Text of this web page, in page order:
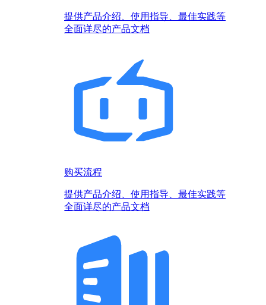
提供产品介绍、使用指导、最佳实践等
全面详尽的产品文档
购买流程
提供产品介绍、使用指导、最佳实践等
全面详尽的产品文档